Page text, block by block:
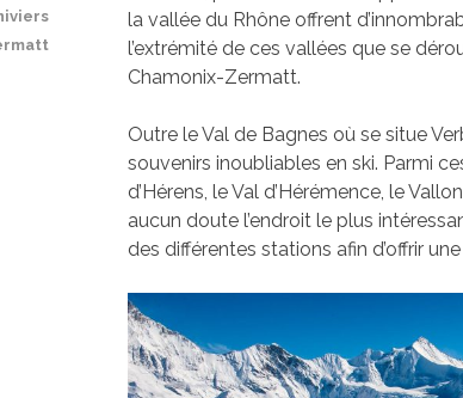
la vallée du Rhône offrent
l’extrémité de ces vallées que se
Chamonix-Zermatt.
Outre le Val de Bagnes où se situe
souvenirs inoubliables en ski. Parmi
d’Hérens, le Val d’Hérémence, le
aucun doute l’endroit le plus
des différentes stations afin d’offrir